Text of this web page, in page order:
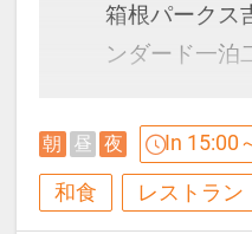
箱根パークス
ンダード一泊
四季折々の旬
席料理と、箱
喫。
朝 昼 夜 In 15:00
和食 レストラン